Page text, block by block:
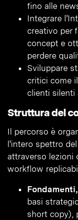
fino alle
Integrare
creativo per
concept e
perdere
Sviluppare
critici come
clienti silenti
Struttura del
Il percorso è
l'intero spettro
attraverso lezioni
workflow
basi
short copy),